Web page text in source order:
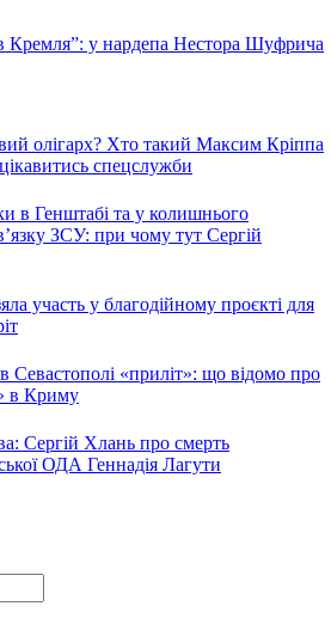
Кремля”: у нардепа Нестора Шуфрича
олігарх? Хто такий Максим Кріппа
спецслужби
в Генштабі та у колишнього
ЗСУ: при чому тут Сергій
участь у благодійному проєкті для
Севастополі «приліт»: що відомо про
в Криму
Сергій Хлань про смерть
ОДА Геннадія Лагути